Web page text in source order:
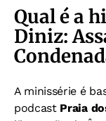
Qual é a
Diniz:
A minissérie é
podcast Praia